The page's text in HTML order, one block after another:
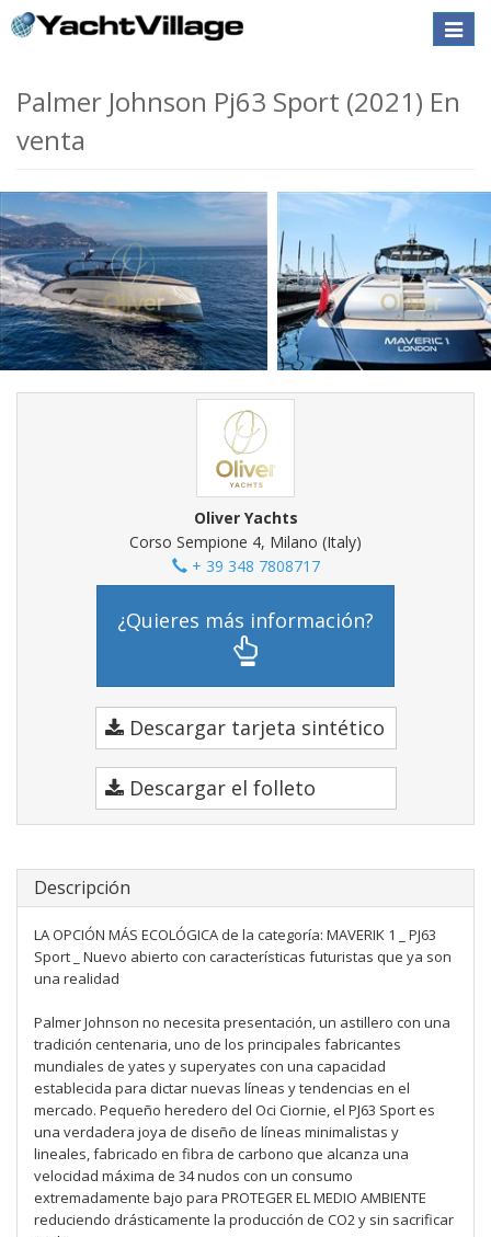
Toggle
Palmer Johnson Pj63 Sport (2021) En
venta
Oliver Yachts
Corso Sempione 4, Milano (Italy)
+ 39 348 7808717
¿Quieres más información?
Descargar tarjeta sintético
Descargar el folleto
Descripción
LA OPCIÓN MÁS ECOLÓGICA de la categoría: MAVERIK 1 _ PJ63
Sport _ Nuevo abierto con características futuristas que ya son
una realidad
Palmer Johnson no necesita presentación, un astillero con una
tradición centenaria, uno de los principales fabricantes
mundiales de yates y superyates con una capacidad
establecida para dictar nuevas líneas y tendencias en el
mercado. Pequeño heredero del Oci Ciornie, el PJ63 Sport es
una verdadera joya de diseño de líneas minimalistas y
lineales, fabricado en fibra de carbono que alcanza una
velocidad máxima de 34 nudos con un consumo
extremadamente bajo para PROTEGER EL MEDIO AMBIENTE
reduciendo drásticamente la producción de CO2 y sin sacrificar